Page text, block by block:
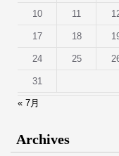
10 11
17 18
24 25
31
« 7月
Archives